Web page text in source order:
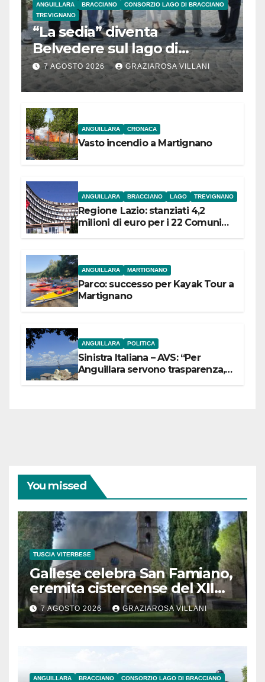
ANGUILLARA BRACCIANO
CONSORZIO LAGO DI BRACCIANO
TREVIGNANO
“La sedia” diventa
Belvedere sul lago di
Bracciano: ieri
l’inaugurazione
7 AGOSTO 2026 GRAZIAROSA VILLANI
ANGUILLARA CRONACA
Vasto incendio a Martignano
ANGUILLARA BRACCIANO LAGO TREVIGNANO
Regione Lazio: stanziati 4,2
milioni di euro per i 22 Comuni
ANGUILLARA MARTIGNANO
Parco: successo per Kayak Tour a
Martignano
ANGUILLARA POLITICA
Sinistra Italiana – AVS: “Per
Anguillara servono trasparenza,
You missed
TUSCIA VITERBESE
Gallese celebra San Famiano,
eremita cistercense del XII
secolo
7 AGOSTO 2026 GRAZIAROSA VILLANI
ANGUILLARA BRACCIANO
CONSORZIO LAGO DI BRACCIANO